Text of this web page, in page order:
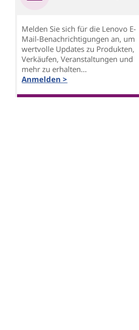
Melden Sie sich für die Lenovo E-
Mail-Benachrichtigungen an, um
wertvolle Updates zu Produkten,
Verkäufen, Veranstaltungen und
mehr zu erhalten...
Anmelden >